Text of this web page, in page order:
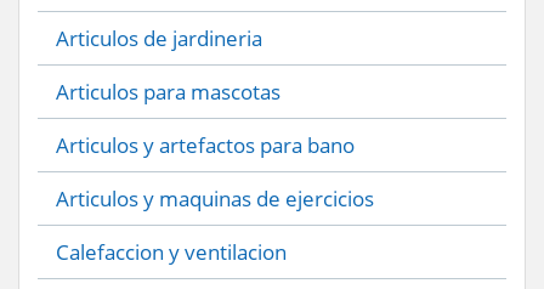
Articulos de jardineria
Articulos para mascotas
Articulos y artefactos para bano
Articulos y maquinas de ejercicios
Calefaccion y ventilacion